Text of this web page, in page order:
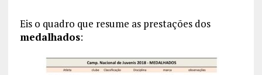
Eis o quadro que resume as prestações dos
medalhados: